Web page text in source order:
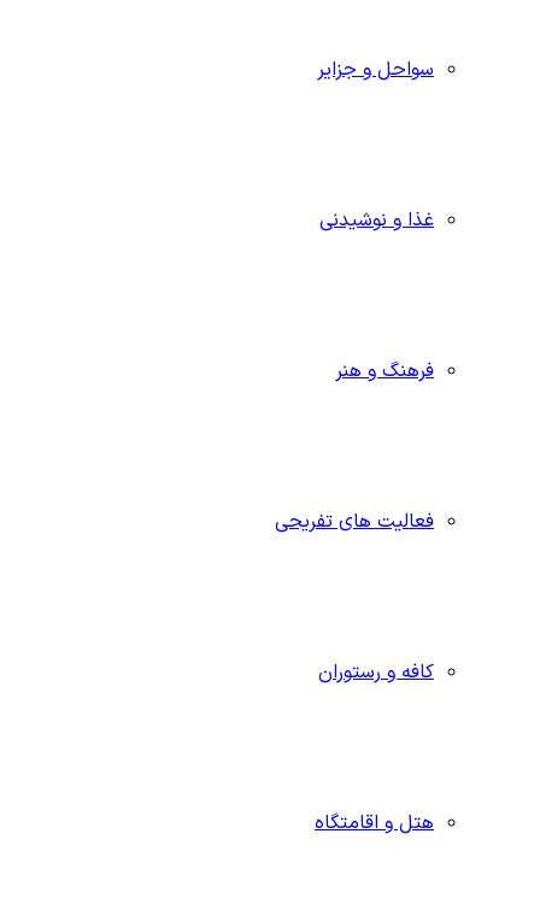
سواحل و جزایر
غذا و نوشیدنی
فرهنگ و هنر
فعالیت های تفریحی
کافه و رستوران
هتل و اقامتگاه